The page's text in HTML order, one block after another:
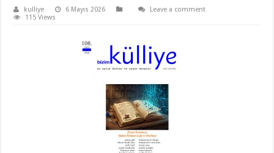
kulliye 6 Mayıs 2026
Leave a comment
115 Views